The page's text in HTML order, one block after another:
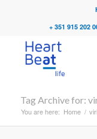
+ 351 915 202
Tag Archive for:
You are here: Home /